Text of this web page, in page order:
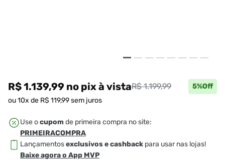
R$ 1.139,99 no pixà vistaR$ 1.199,99 5%Off
ou10x de R$ 119,99sem juros
Use ocupom de primeira compra no site:
PRIMEIRACOMPRA
Lançamentosexclusivos e cashback para usar nas lojas!
Baixe agora o App MVP